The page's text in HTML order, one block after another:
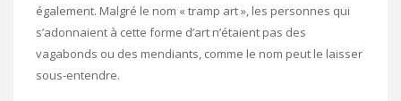
également. Malgré le nom « tramp art », les personnes qui
s’adonnaient à cette forme d’art n’étaient pas des
vagabonds ou des mendiants, comme le nom peut le laisser
sous-entendre.